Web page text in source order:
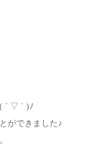
´ ▽ ` )ﾉ
ができました♪